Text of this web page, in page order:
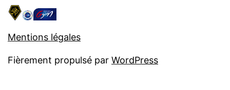
Mentions légales
Fièrement propulsé par WordPress